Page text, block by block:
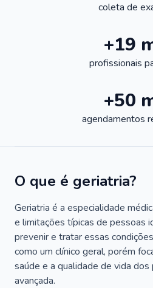
coleta de
+19
profissionais
+50
agendamentos
O que é geriatria?
Geriatria é a especialidade
e limitações típicas de pessoas
prevenir e tratar essas
como um clínico geral, porém
saúde e a qualidade de vida
avançada.